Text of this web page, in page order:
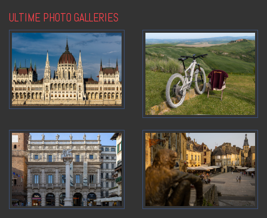
ULTIME PHOTO GALLERIES